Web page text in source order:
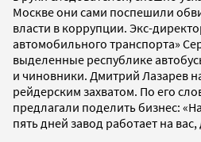
Москве они сами поспешили
власти в коррупции. Экс-
автомобильного транспорта»
выделенные республике
и чиновники. Дмитрий Лазарев
рейдерским захватом. По его
предлагали поделить бизнес:
пять дней завод работает на вас,